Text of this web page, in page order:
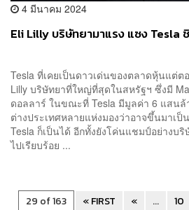
4 มีนาคม 2024
Eli Lilly บริษัทยามาแรง แซง Tesla
Tesla ที่เคยเป็นดาวเด่นของตลาดหุ้นแต่
Lilly บริษัทยาที่ใหญ่ที่สุดในสหรัฐฯ ซึ่งมี
ดอลลาร์ ในขณะที่ Tesla มีมูลค่า 6 แสน
ต่างประเทศหลายแห่งมองว่าอาจขึ้นมาเ
Tesla ก็เป็นได้ อีกทั้งยังโค่นแชมป์อย่างบริ
ไปเรียบร้อย ...
29 of 163 « FIRST « ... 10